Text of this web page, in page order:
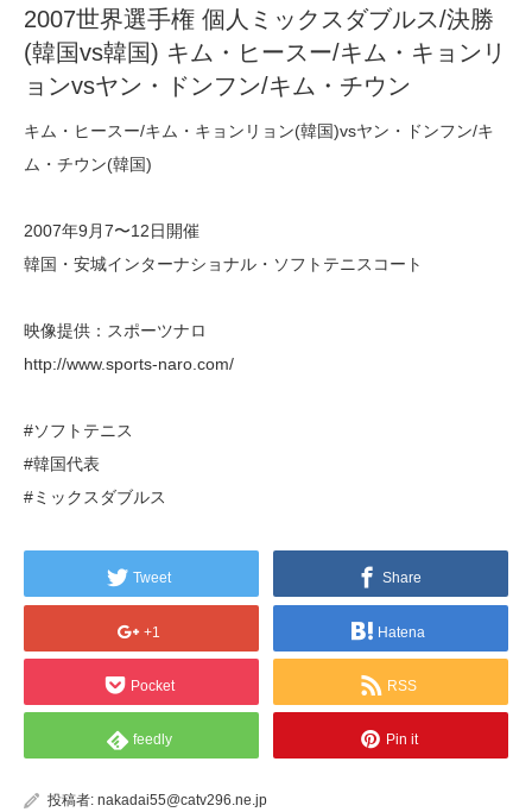
2007世界選手権 個人ミックスダブルス/決勝
(韓国vs韓国) キム・ヒースー/キム・キョンリ
ョンvsヤン・ドンフン/キム・チウン
キム・ヒースー/キム・キョンリョン(韓国)vsヤン・ドンフン/キ
ム・チウン(韓国)
2007年9月7〜12日開催
韓国・安城インターナショナル・ソフトテニスコート
映像提供：スポーツナロ
http://www.sports-naro.com/
#ソフトテニス
#韓国代表
#ミックスダブルス
Tweet Share
+1 Hatena
Pocket RSS
feedly Pin it
投稿者: nakadai55@catv296.ne.jp